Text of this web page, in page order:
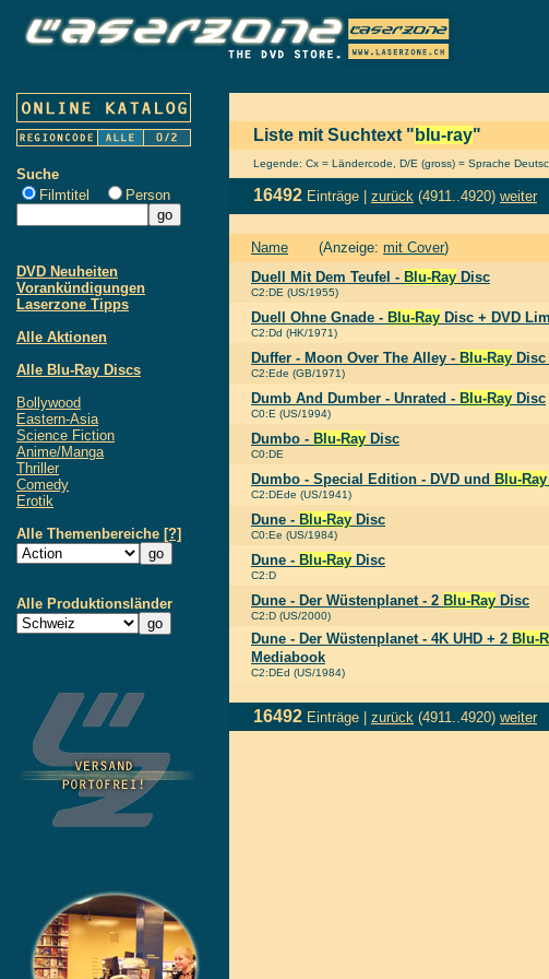
Suche
Filmtitel
Person
DVD Neuheiten
Vorankündigungen
Laserzone Tipps
Alle Aktionen
Alle Blu-Ray Discs
Bollywood
Eastern-Asia
Science Fiction
Anime/Manga
Thriller
Comedy
Erotik
Alle Themenbereiche [?]
Alle Produktionsländer
Liste mit Suchtext " blu-ray"
Legende: Cx = Ländercode, D/E (gross) = Sprache
16492 Einträge | zurück (4911..4920) weiter
Name (Anzeige: mit Cover)
Duell Mit Dem Teufel - Blu-Ray Disc
C2:DE (US/1955)
Duell Ohne Gnade - Blu-Ray Disc + DVD
C2:Dd (HK/1971)
Duffer - Moon Over The Alley - Blu-Ray
C2:Ede (GB/1971)
Dumb And Dumber - Unrated - Blu-Ray Disc
C0:E (US/1994)
Dumbo - Blu-Ray Disc
C0:DE
Dumbo - Special Edition - DVD und Blu-Ray
C2:DEde (US/1941)
Dune - Blu-Ray Disc
C0:Ee (US/1984)
Dune - Blu-Ray Disc
C2:D
Dune - Der Wüstenplanet - 2 Blu-Ray Disc
C2:D (US/2000)
Dune - Der Wüstenplanet - 4K UHD + 2 Blu-
Mediabook
C2:DEd (US/1984)
16492 Einträge | zurück (4911..4920) weiter